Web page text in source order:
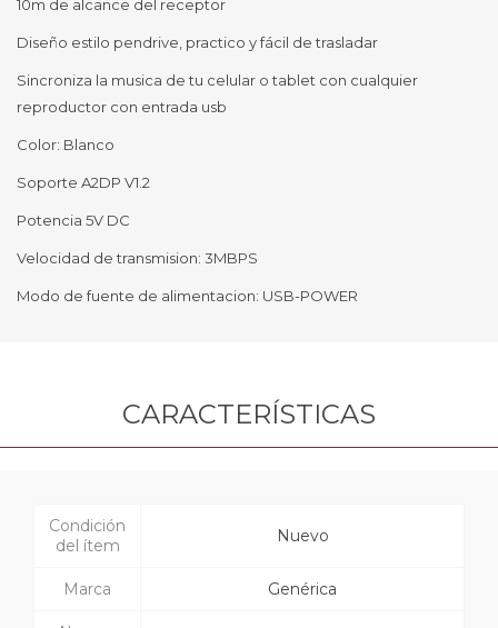
10m de alcance del receptor
Diseño estilo pendrive, practico y fácil de trasladar
Sincroniza la musica de tu celular o tablet con cualquier
reproductor con entrada usb
Color: Blanco
Soporte A2DP V1.2
Potencia 5V DC
Velocidad de transmision: 3MBPS
Modo de fuente de alimentacion: USB-POWER
CARACTERÍSTICAS
Condición
del ítem
Nuevo
Marca Genérica